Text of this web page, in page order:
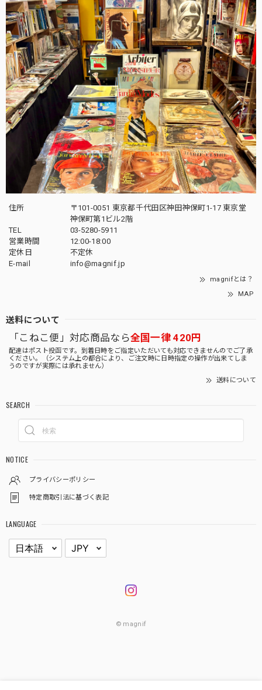
住所
〒101-0051 東京都千代田区神田神保町1-17 東京堂
神保町第1ビル2階
TEL
03-5280-5911
営業時間
12:00-18:00
定休日
不定休
E-mail
info@magnif.jp
magnifとは？
MAP
送料について
「こねこ便」対応商品なら全国一律 420円
配達はポスト投函です。到着日時をご指定いただいても対応できませんのでご了承
ください。（システム上の都合により、ご注文時に日時指定の操作が出来てしま
うのですが実際には承れません）
送料について
SEARCH
NOTICE
プライバシーポリシー
特定商取引法に基づく表記
LANGUAGE
© magnif